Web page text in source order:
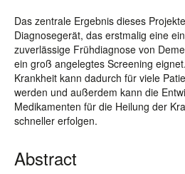
Das zentrale Ergebnis dieses
Diagnosegerät, das erstmalig eine
zuverlässige Frühdiagnose von
ein groß angelegtes Screening
Krankheit kann dadurch für viele
werden und außerdem kann die
Medikamenten für die Heilung der
schneller erfolgen.
Abstract